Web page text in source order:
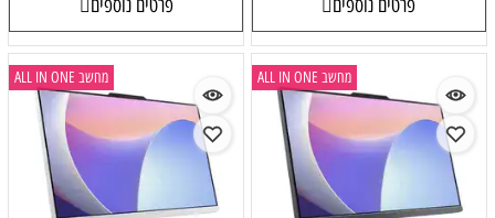
פרטים נוספים פרטים נוספים
מחשב ALL IN ONE מחשב ALL IN ONE